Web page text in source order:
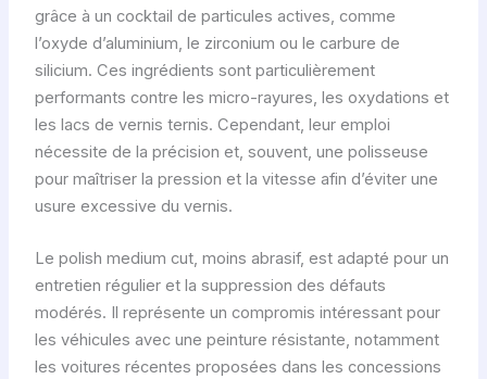
grâce à un cocktail de particules actives, comme
l’oxyde d’aluminium, le zirconium ou le carbure de
silicium. Ces ingrédients sont particulièrement
performants contre les micro-rayures, les oxydations et
les lacs de vernis ternis. Cependant, leur emploi
nécessite de la précision et, souvent, une polisseuse
pour maîtriser la pression et la vitesse afin d’éviter une
usure excessive du vernis.
Le polish medium cut, moins abrasif, est adapté pour un
entretien régulier et la suppression des défauts
modérés. Il représente un compromis intéressant pour
les véhicules avec une peinture résistante, notamment
les voitures récentes proposées dans les concessions